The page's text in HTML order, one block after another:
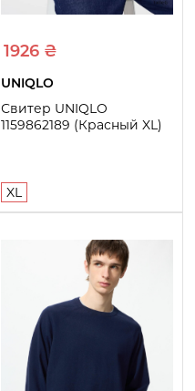
1926 ₴
UNIQLO
Свитер UNIQLO
1159862189 (Красный XL)
XL